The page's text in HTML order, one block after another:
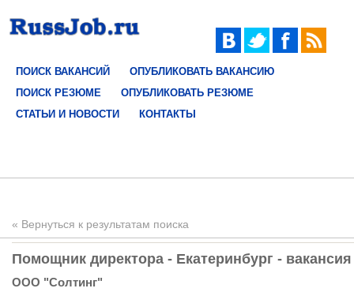
ПОИСК ВАКАНСИЙ
ОПУБЛИКОВАТЬ ВАКАНСИЮ
ПОИСК РЕЗЮМЕ
ОПУБЛИКОВАТЬ РЕЗЮМЕ
СТАТЬИ И НОВОСТИ
КОНТАКТЫ
« Вернуться к результатам поиска
Помощник директора - Екатеринбург - вакансия
ООО "Солтинг"